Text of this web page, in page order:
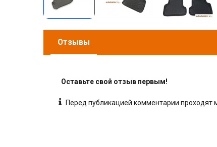
Отзывы
Оставьте свой отзыв первым!
Перед публикацией комментарии проходят